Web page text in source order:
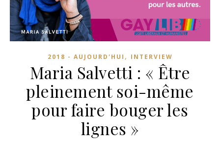
2018 - AUJOURD'HUI , INTERVIEW
Maria Salvetti : « Être
pleinement soi-même
pour faire bouger les
lignes »